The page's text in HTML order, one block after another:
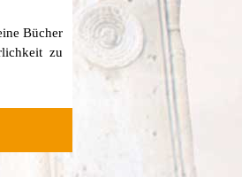
Bücher
zu